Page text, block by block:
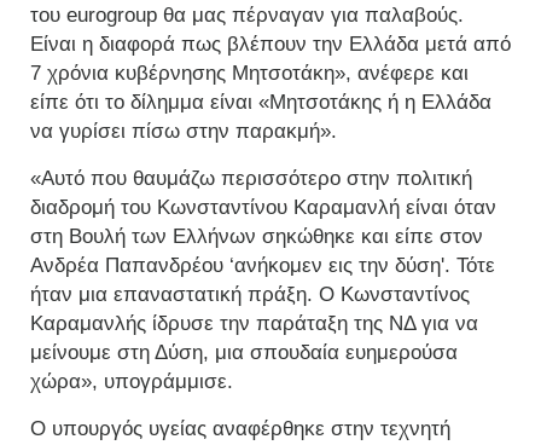
του eurogroup θα μας πέρναγαν για παλαβούς.
Είναι η διαφορά πως βλέπουν την Ελλάδα μετά από
7 χρόνια κυβέρνησης Μητσοτάκη», ανέφερε και
είπε ότι το δίλημμα είναι «Μητσοτάκης ή η Ελλάδα
να γυρίσει πίσω στην παρακμή».
«Αυτό που θαυμάζω περισσότερο στην πολιτική
διαδρομή του Κωνσταντίνου Καραμανλή είναι όταν
στη Βουλή των Ελλήνων σηκώθηκε και είπε στον
Ανδρέα Παπανδρέου ‘ανήκομεν εις την δύση'. Τότε
ήταν μια επαναστατική πράξη. Ο Κωνσταντίνος
Καραμανλής ίδρυσε την παράταξη της ΝΔ για να
μείνουμε στη Δύση, μια σπουδαία ευημερούσα
χώρα», υπογράμμισε.
Ο υπουργός υγείας αναφέρθηκε στην τεχνητή